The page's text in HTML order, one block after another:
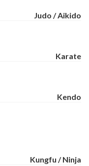
Judo / Aikido
Karate
Kendo
Kungfu / Ninja